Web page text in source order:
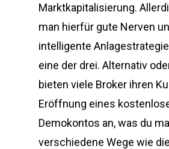
Marktkapitalisierung.
man hierfür gute Nerven
intelligente
eine der drei. Alternativ
bieten viele Broker ihren
Eröffnung eines
Demokontos an, was du
verschiedene Wege wie die